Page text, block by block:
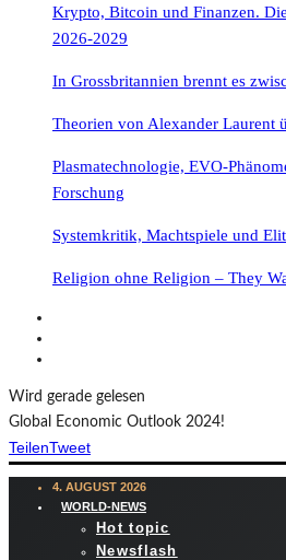
Krypto, Bitcoin und Finanzen.
2026-2029
In Grossbritannien brennt es
Theorien von Alexander Laurent
Plasmatechnologie, EVO-
Forschung
Systemkritik, Machtspiele und
Religion ohne Religion – They
Wird gerade gelesen
Global Economic Outlook 2024!
TeilenTweet
4. AUGUST 2026
WORLD-NEWS
Hot topic
Newsflash